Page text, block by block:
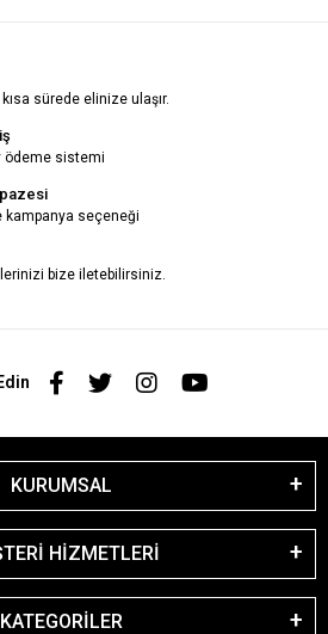
sürede elinize ulaşır.
ödeme sistemi
kampanya seçeneği
bize iletebilirsiniz.
KURUMSAL
HİZMETLERİ
KATEGORİLER